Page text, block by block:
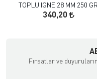
TOPLU IGNE 28 MM 250 GR
340,20
Fırsatlar ve